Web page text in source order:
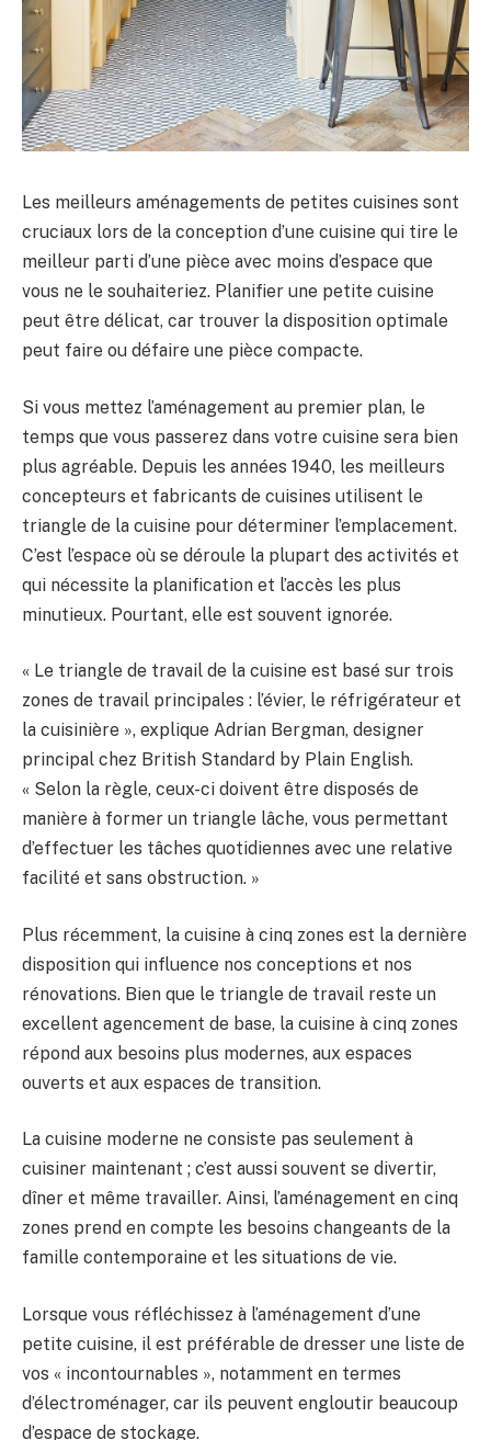
Les meilleurs aménagements de petites cuisines sont
cruciaux lors de la conception d’une cuisine qui tire le
meilleur parti d’une pièce avec moins d’espace que
vous ne le souhaiteriez. Planifier une petite cuisine
peut être délicat, car trouver la disposition optimale
peut faire ou défaire une pièce compacte.
Si vous mettez l’aménagement au premier plan, le
temps que vous passerez dans votre cuisine sera bien
plus agréable. Depuis les années 1940, les meilleurs
concepteurs et fabricants de cuisines utilisent le
triangle de la cuisine pour déterminer l’emplacement.
C’est l’espace où se déroule la plupart des activités et
qui nécessite la planification et l’accès les plus
minutieux. Pourtant, elle est souvent ignorée.
« Le triangle de travail de la cuisine est basé sur trois
zones de travail principales : l’évier, le réfrigérateur et
la cuisinière », explique Adrian Bergman, designer
principal chez British Standard by Plain English.
« Selon la règle, ceux-ci doivent être disposés de
manière à former un triangle lâche, vous permettant
d’effectuer les tâches quotidiennes avec une relative
facilité et sans obstruction. »
Plus récemment, la cuisine à cinq zones est la dernière
disposition qui influence nos conceptions et nos
rénovations. Bien que le triangle de travail reste un
excellent agencement de base, la cuisine à cinq zones
répond aux besoins plus modernes, aux espaces
ouverts et aux espaces de transition.
La cuisine moderne ne consiste pas seulement à
cuisiner maintenant ; c’est aussi souvent se divertir,
dîner et même travailler. Ainsi, l’aménagement en cinq
zones prend en compte les besoins changeants de la
famille contemporaine et les situations de vie.
Lorsque vous réfléchissez à l’aménagement d’une
petite cuisine, il est préférable de dresser une liste de
vos « incontournables », notamment en termes
d’électroménager, car ils peuvent engloutir beaucoup
d’espace de stockage.